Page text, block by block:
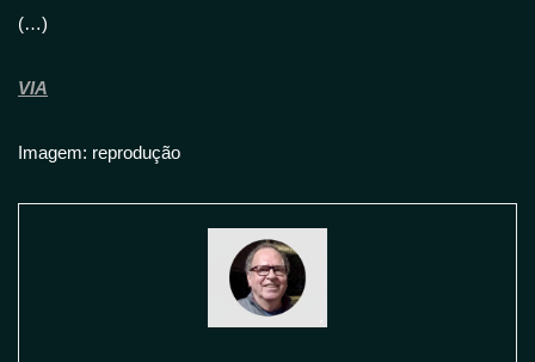
(…)
VIA
Imagem: reprodução